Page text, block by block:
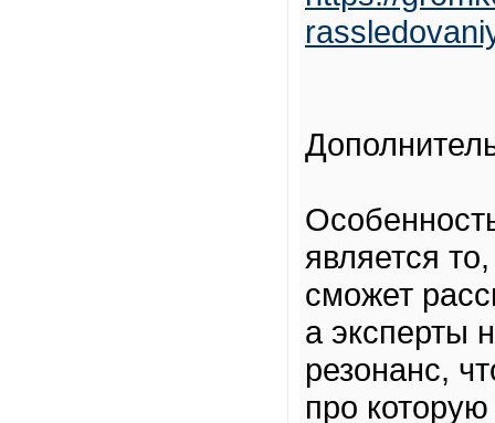
является
сможет
а эксперты
резонанс,
про которую